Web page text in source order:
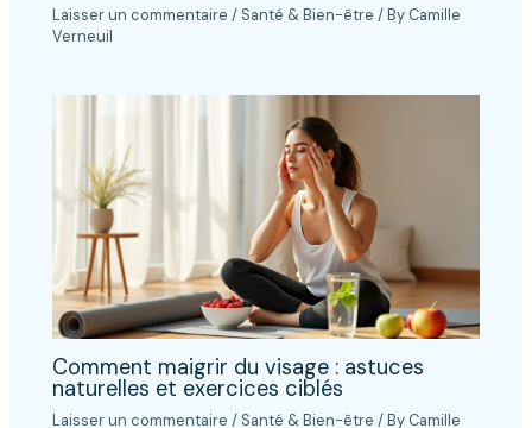
Laisser un commentaire / Santé & Bien-être / By Camille
Verneuil
Comment maigrir du visage : astuces
naturelles et exercices ciblés
Laisser un commentaire / Santé & Bien-être / By Camille